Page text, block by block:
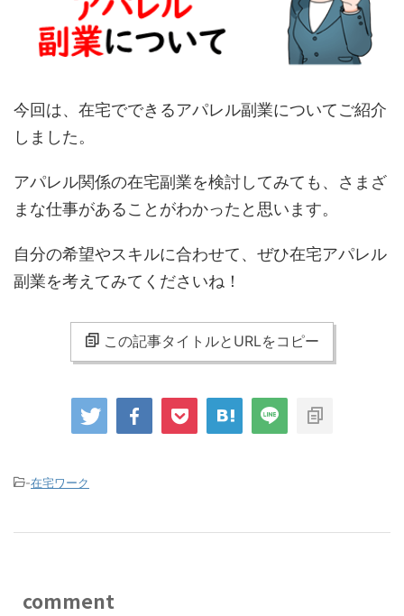
今回は、在宅でできるアパレル副業についてご紹介
しました。
アパレル関係の在宅副業を検討してみても、さまざ
まな仕事があることがわかったと思います。
自分の希望やスキルに合わせて、ぜひ在宅アパレル
副業を考えてみてくださいね！
この記事タイトルとURLをコピー
-在宅ワーク
comment